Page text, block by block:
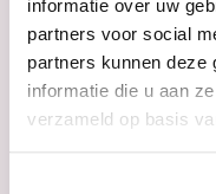
informatie over uw
partners voor social
partners kunnen deze
informatie die u aan
verzameld op basis